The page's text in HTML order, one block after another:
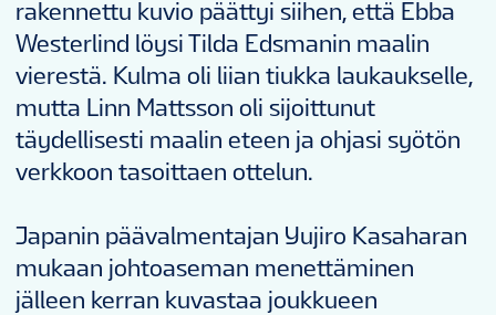
rakennettu kuvio päättyi siihen, että Ebba
Westerlind löysi Tilda Edsmanin maalin
vierestä. Kulma oli liian tiukka laukaukselle,
mutta Linn Mattsson oli sijoittunut
täydellisesti maalin eteen ja ohjasi syötön
verkkoon tasoittaen ottelun.
Japanin päävalmentajan Yujiro Kasaharan
mukaan johtoaseman menettäminen
jälleen kerran kuvastaa joukkueen